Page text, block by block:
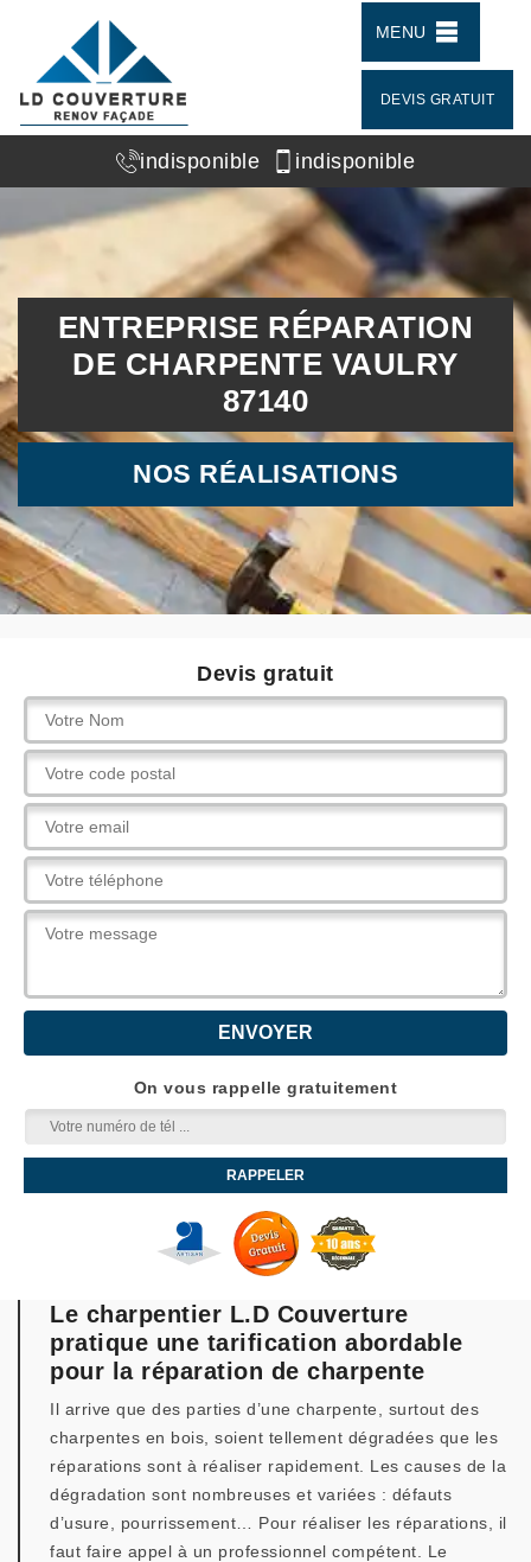
MENU
DEVIS GRATUIT
indisponible indisponible
ENTREPRISE RÉPARATION
DE CHARPENTE VAULRY
87140
NOS RÉALISATIONS
Devis gratuit
On vous rappelle gratuitement
Le charpentier L.D Couverture
pratique une tarification abordable
pour la réparation de charpente
Il arrive que des parties d’une charpente, surtout des
charpentes en bois, soient tellement dégradées que les
réparations sont à réaliser rapidement. Les causes de la
dégradation sont nombreuses et variées : défauts
d’usure, pourrissement… Pour réaliser les réparations, il
faut faire appel à un professionnel compétent. Le